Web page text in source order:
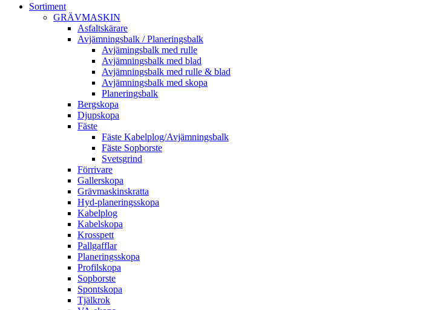
Sortiment
GRÄV­MASKIN
Asfalt­skärare
Avjämnings­balk / Planeringsbalk
Avjämingsbalk med rulle
Avjämningsbalk med blad
Avjämningsbalk med rulle & blad
Avjämningsbalk med skopa
Planerings­balk
Berg­skopa
Djup­skopa
Fäste
Fäste Kabel­­plog/­Avjämnings­­balk
Fäste Sop­borste
Svets­grind
Förrivare
Galler­skopa
Gräv­maskins­kratta
Hyd­-planerings­skopa
Kabel­plog
Kabel­skopa
Kros­spett
Pallgafflar
Planerings­skopa
Profil­skopa
Sop­borste
Spont­skopa
Tjäl­krok